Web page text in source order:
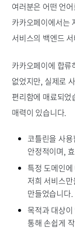
여러분은 어떤 언
카카오페이에서는
서비스의 백엔드
카카오페이에 합류
없었지만, 실제로
편리함에 매료되었
매력이 있습니다.
코틀린을 사
안정적이며,
특정 도메인
저희 서비스
만들었습니다.
목적과 대상
통해 손쉽게